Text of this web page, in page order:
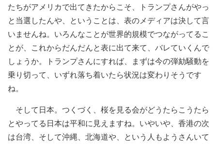
たちがアメリカで出てきたからこそ、トランプさんがやっ
と当選したんや、ということは、表のメディアは決して言
いませんね。いろんなことが世界的規模でつながってるこ
とが、これからだんだんと表に出て来て、バレていくんで
しょうか。トランプさんにすれば、まずは今の弾劾騒動を
乗り切って、いずれ落ち着いたら状況は変わりそうです
ね。
そして日本。つくづく、桜を見る会がどうたらこうたら
とやってる日本は平和に見えますね。いやいや、香港の次
は台湾、そして沖縄、北海道や、という人もようさんいて